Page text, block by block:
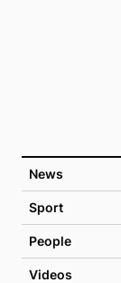
News
Sport
People
Videos